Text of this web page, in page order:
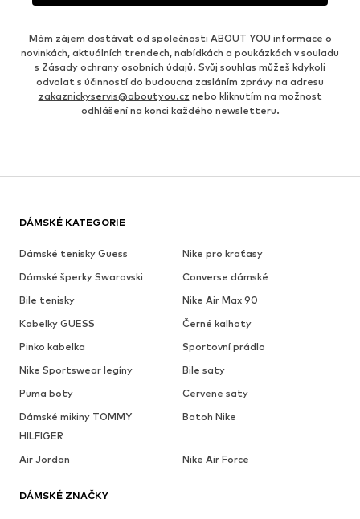
Mám zájem dostávat od společnosti ABOUT YOU informace o
novinkách, aktuálních trendech, nabídkách a poukázkách v souladu
s Zásady ochrany osobních údajů. Svůj souhlas můžeš kdykoli
odvolat s účinností do budoucna zasláním zprávy na adresu
zakaznickyservis@aboutyou.cz nebo kliknutím na možnost
odhlášení na konci každého newsletteru.
DÁMSKÉ KATEGORIE
Dámské tenisky Guess
Nike pro kraťasy
Dámské šperky Swarovski
Converse dámské
Bile tenisky
Nike Air Max 90
Kabelky GUESS
Černé kalhoty
Pinko kabelka
Sportovní prádlo
Nike Sportswear legíny
Bile saty
Puma boty
Cervene saty
Dámské mikiny TOMMY
HILFIGER
Batoh Nike
Air Jordan Nike Air Force
DÁMSKÉ ZNAČKY